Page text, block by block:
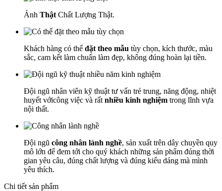
Ảnh Thật Chất Lượng Thật.
Khách hàng có thể đặt theo mẫu tùy chọn, kích thước, màu
sắc, cam kết làm chuẩn làm đẹp, không đúng hoàn lại tiền.
Đội ngũ nhân viên kỹ thuật tư vấn trẻ trung, năng động, nhiệt
huyết vớicông việc và rất nhiều kinh nghiệm trong lĩnh vựa
nội thất.
Đội ngũ công nhân lành nghề, sản xuất trên dây chuyền quy
mô lớn để đem tới cho quý khách những sản phẩm đúng thời
gian yêu câu, đúng chất lượng và đúng kiểu dáng mà mình
yêu thích.
Chi tiết sản phẩm